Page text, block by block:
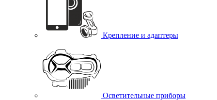
Крепление и адаптеры
Осветительные приборы